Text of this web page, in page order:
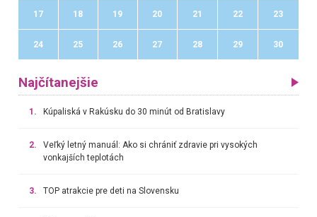
17 18 19 20 21 22 23
24 25 26 27 28 29 30
Najčítanejšie
1. Kúpaliská v Rakúsku do 30 minút od Bratislavy
2.
Veľký letný manuál: Ako si chrániť zdravie pri vysokých
vonkajších teplotách
3. TOP atrakcie pre deti na Slovensku